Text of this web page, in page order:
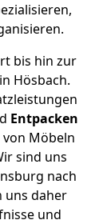
bis hin zur
Hösbach.
Entpacken
Möbeln
sind uns
nach
uns daher
und